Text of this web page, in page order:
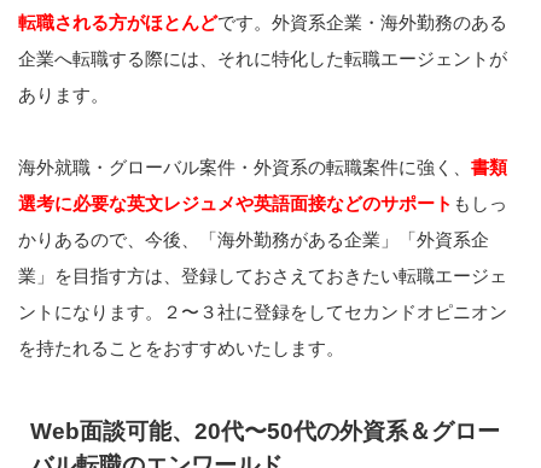
転職される方がほとんどです。外資系企業・海外勤務のある
企業へ転職する際には、それに特化した転職エージェントが
あります。
海外就職・グローバル案件・外資系の転職案件に強く、 書類
選考に必要な英文レジュメや英語面接などのサポート もしっ
かりあるので、今後、「海外勤務がある企業」「外資系企
業」を目指す方は、登録しておさえておきたい転職エージェ
ントになります。２〜３社に登録をしてセカンドオピニオン
を持たれることをおすすめいたします。
Web面談可能、20代〜50代の外資系＆グロー